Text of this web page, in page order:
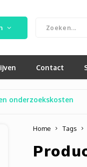
Contact
onderzoekskosten
Home Tags